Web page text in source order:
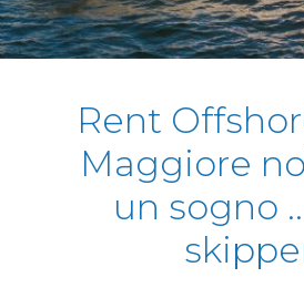
Rent
Maggiore
un sogno